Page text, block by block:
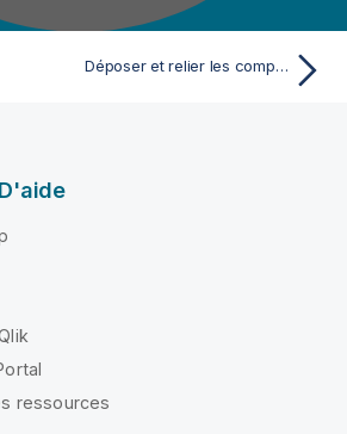
Déposer et relier les composants
ressources